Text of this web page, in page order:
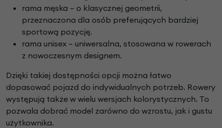
rama męska – o klasycznej geometrii,
przeznaczona dla osób preferujących bardziej
sportową pozycję.
rama unisex – uniwersalna, stosowana w rowerach
z nowoczesnym designem.
Dzięki takiej dostępności opcji można łatwo
dopasować pojazd do indywidualnych potrzeb. Rowery
występują także w wielu wersjach kolorystycznych. To
pozwala dobrać model zarówno do wzrostu, jak i gustu
użytkownika.